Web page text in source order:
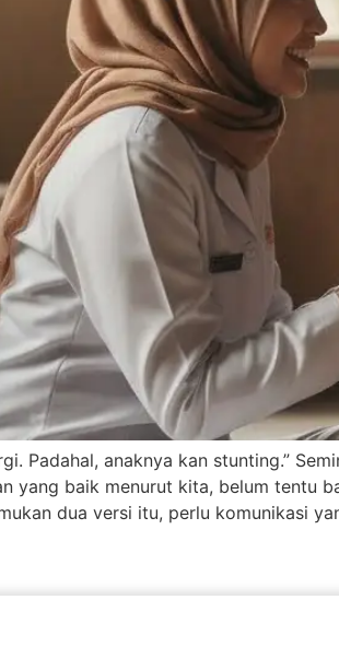
Padahal, anaknya kan stunting.”
yang baik menurut kita, belum tentu
dua versi itu, perlu komunikasi